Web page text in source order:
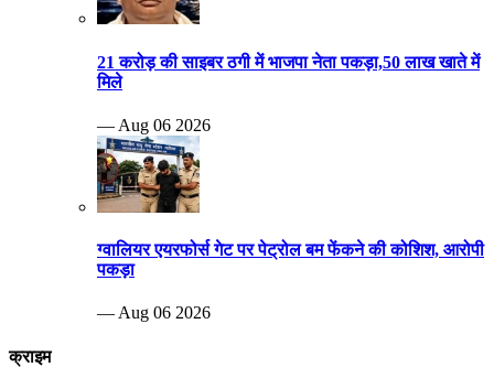
21 करोड़ की साइबर ठगी में भाजपा नेता पकड़ा,50 लाख खाते में
मिले
— Aug 06 2026
ग्वालियर एयरफोर्स गेट पर पेट्रोल बम फेंकने की कोशिश, आरोपी
पकड़ा
— Aug 06 2026
क्राइम